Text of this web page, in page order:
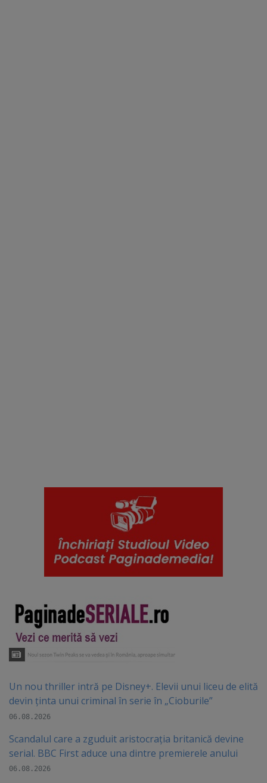
Un nou thriller intră pe Disney+. Elevii unui liceu de elită
devin ținta unui criminal în serie în „Cioburile”
06.08.2026
Scandalul care a zguduit aristocrația britanică devine
serial. BBC First aduce una dintre premierele anului
06.08.2026